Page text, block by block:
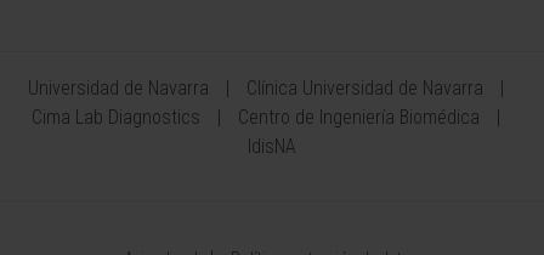
Universidad de Navarra
Clínica Universidad de Navarra
Cima Lab Diagnostics
Centro de Ingeniería Biomédica
IdisNA